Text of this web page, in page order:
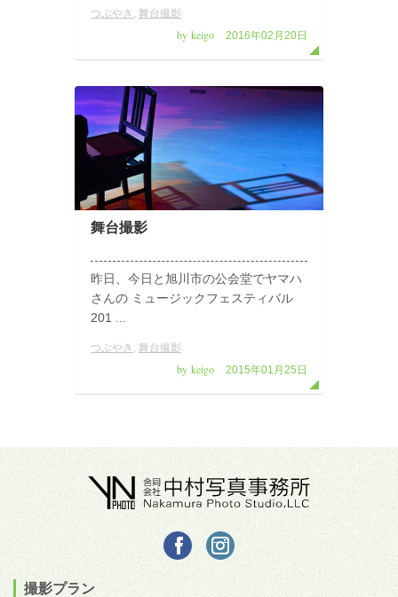
つぶやき , 舞台撮影
by keigo 2016年02月20日
舞台撮影
昨日、今日と旭川市の公会堂でヤマハ
さんの ミュージックフェスティバル
201 ...
つぶやき , 舞台撮影
by keigo 2015年01月25日
撮影プラン